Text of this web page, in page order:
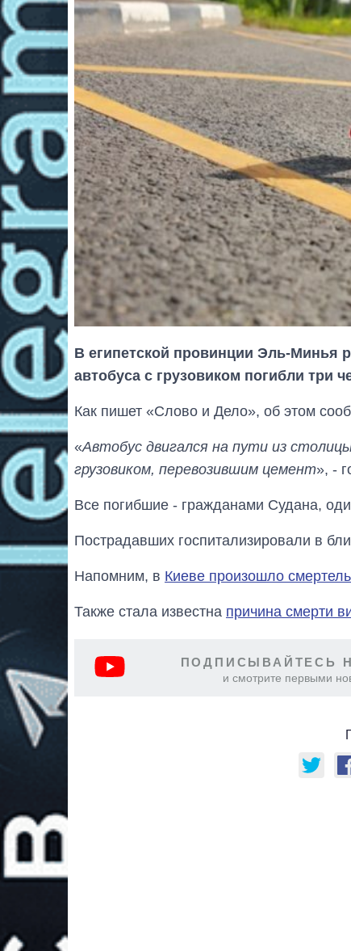
В египетской провинции Эль-Минья
автобуса с грузовиком погибли три
Как пишет «Слово и Дело», об этом
«Автобус двигался на пути из
грузовиком, перевозившим цемент», -
Все погибшие - гражданами Судана,
Пострадавших госпитализировали в
Напомним, в Киеве произошло
Также стала известна причина смерти
ПОДПИСЫВАЙТЕСЬ
и смотрите первыми